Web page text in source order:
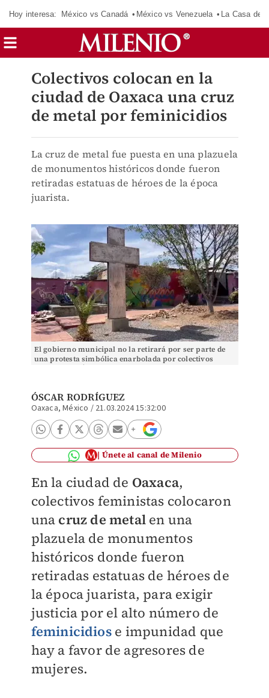
Hoy interesa: México vs Canadá México vs Venezuela La Casa de
Colectivos colocan en la
ciudad de Oaxaca una cruz
de metal por feminicidios
La cruz de metal fue puesta en una plazuela
de monumentos históricos donde fueron
retiradas estatuas de héroes de la época
juarista.
El gobierno municipal no la retirará por ser parte de
una protesta simbólica enarbolada por colectivos
ÓSCAR RODRÍGUEZ
Oaxaca, México / 21.03.2024 15:32:00
Únete al canal de Milenio
En la ciudad de Oaxaca,
colectivos feministas colocaron
una cruz de metalen una
plazuela de monumentos
históricos donde fueron
retiradas estatuas de héroes de
la época juarista, para exigir
justicia por el alto número de
feminicidiose impunidad que
hay a favor de agresores de
mujeres.